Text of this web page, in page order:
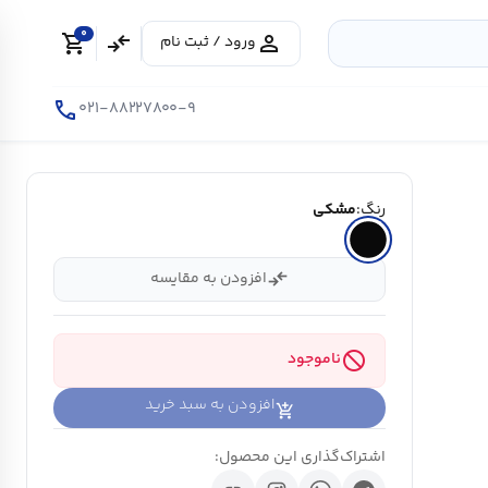
person ورود / ثبت نام compare_arrows
shopping_cart
0
۰۲۱-۸۸۲۲۷۸۰۰-۹call
رنگ:مشکی
compare_arrowsافزودن به مقایسه
blockناموجود
افزودن به سبد خرید
اشتراک‌گذاری این محصول: